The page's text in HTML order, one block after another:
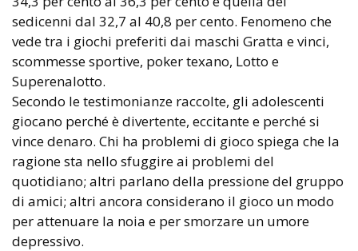
sedicenni dal 32,7 al 40,8 per cento. Fenomeno che
vede tra i giochi preferiti dai maschi Gratta e vinci,
scommesse sportive, poker texano, Lotto e
Superenalotto.
Secondo le testimonianze raccolte, gli adolescenti
giocano perché è divertente, eccitante e perché si
vince denaro. Chi ha problemi di gioco spiega che la
ragione sta nello sfuggire ai problemi del
quotidiano; altri parlano della pressione del gruppo
di amici; altri ancora considerano il gioco un modo
per attenuare la noia e per smorzare un umore
depressivo.